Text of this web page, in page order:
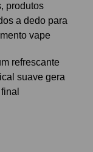
produtos
a dedo para
vape
refrescante
suave gera